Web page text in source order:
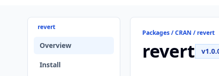
revert
Overview
Install
Packages / CRAN / revert
revert